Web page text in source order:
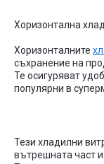
Хоризонтална
Хоризонталните
съхранение на
Те осигуряват
популярни в
Тези хладилни
вътрешната част